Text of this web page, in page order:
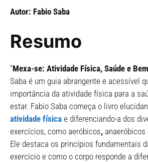
Autor: Fabio Saba
Resumo
“Mexa-se: Atividade Física, Saúde e
Saba é um guia abrangente e acessível
importância da atividade física para a
estar. Fabio Saba começa o livro
atividade física e diferenciando-a dos
exercícios, como aeróbicos,
Ele destaca os princípios fundamentais
exercício e como o corpo responde a